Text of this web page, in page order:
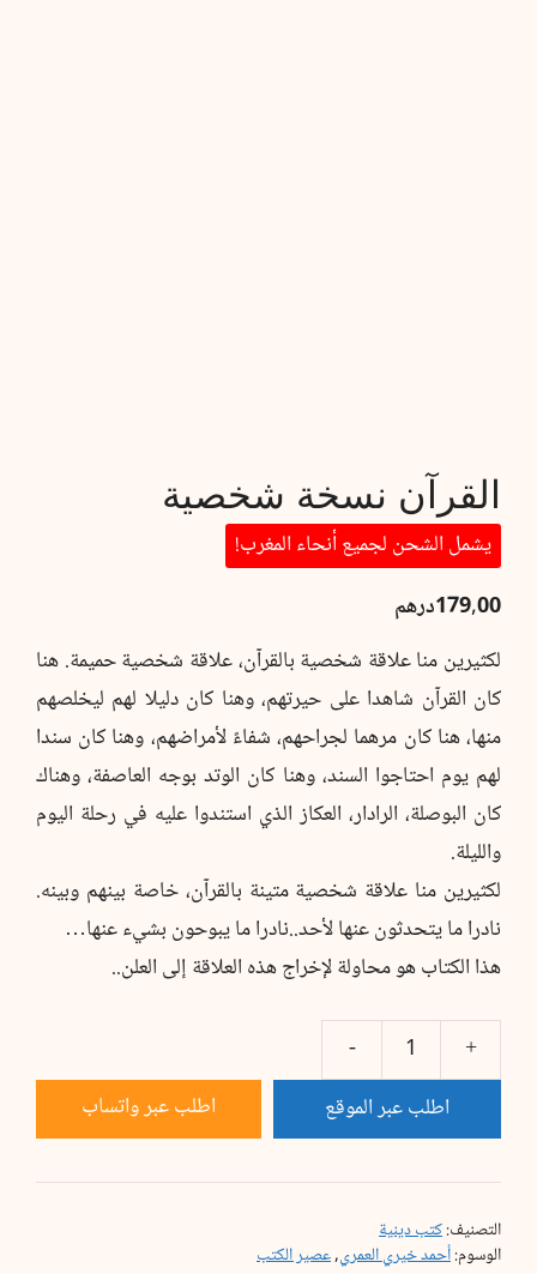
القرآن نسخة شخصية
يشمل الشحن لجميع أنحاء المغرب!
179,00درهم
لكثيرين منا علاقة شخصية بالقرآن، علاقة شخصية حميمة. هنا
كان القرآن شاهدا على حيرتهم، وهنا كان دليلا لهم ليخلصهم
منها، هنا كان مرهما لجراحهم، شفاءً لأمراضهم، وهنا كان سندا
لهم يوم احتاجوا السند، وهنا كان الوتد بوجه العاصفة، وهناك
كان البوصلة، الرادار، العكاز الذي استندوا عليه في رحلة اليوم
والليلة.
لكثيرين منا علاقة شخصية متينة بالقرآن، خاصة بينهم وبينه.
نادرا ما يتحدثون عنها لأحد..نادرا ما يبوحون بشيء عنها…
هذا الكتاب هو محاولة لإخراج هذه العلاقة إلى العلن..
كمية
اطلب عبر الموقع اطلب عبر واتساب
التصنيف:كتب دينية
الوسوم:أحمد خيري العمري,عصير الكتب